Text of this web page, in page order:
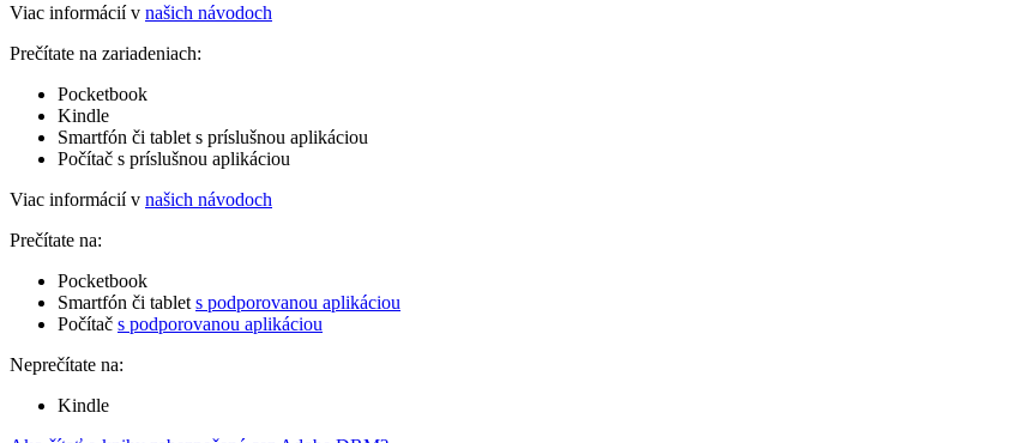
Viac informácií v našich návodoch
Prečítate na zariadeniach:
Pocketbook
Kindle
Smartfón či tablet s príslušnou aplikáciou
Počítač s príslušnou aplikáciou
Viac informácií v našich návodoch
Prečítate na:
Pocketbook
Smartfón či tablet s podporovanou aplikáciou
Počítač s podporovanou aplikáciou
Neprečítate na:
Kindle